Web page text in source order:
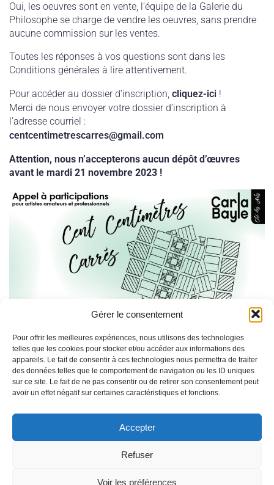
Gérer le consentement
Pour offrir les meilleures expériences, nous utilisons des technologies
telles que les cookies pour stocker et/ou accéder aux informations des
appareils. Le fait de consentir à ces technologies nous permettra de traiter
des données telles que le comportement de navigation ou les ID uniques
sur ce site. Le fait de ne pas consentir ou de retirer son consentement peut
avoir un effet négatif sur certaines caractéristiques et fonctions.
Accepter
Refuser
Voir les préférences
Oui, les oeuvres sont en vente, l’équipe de la Galerie du
Philosophe se charge de vendre les oeuvres, sans prendre
aucune commission sur les ventes.
Toutes les réponses à vos questions sont dans les
Conditions générales à lire attentivement.
Pour accéder au dossier d’inscription, cliquez-ici !
Merci de nous envoyer votre dossier d’inscription à
l’adresse courriel :
centcentimetrescarres@gmail.com
Attention, nous n’accepterons aucun dépôt d’œuvres
avant le mardi 21 novembre 2023 !
<
CONTACTACTUALITÉS ABONNEMENT À LA NEWSLETTER
MENTIONS LÉGALES
:
© 2026 Galerie du Philosophe. Created with